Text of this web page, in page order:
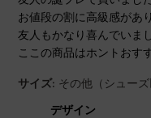
お値段の割に高級感があ
友人もかなり喜んでいま
ここの商品はホントおす
サイズ: その他（シューズ
デザイン